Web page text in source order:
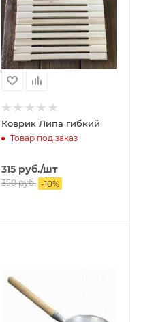
Коврик Липа гибкий
Товар под заказ
315руб./шт
350руб. -10%